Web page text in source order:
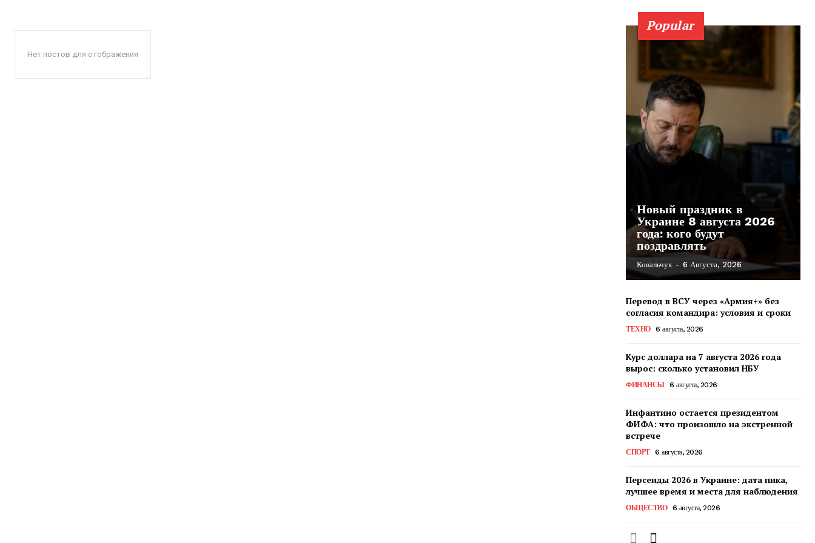
Нет постов для отображения
Popular
Новый праздник в
Украине 8 августа 2026
года: кого будут
поздравлять
Ковальчук - 6 Августа, 2026
Перевод в ВСУ через «Армия+» без
согласия командира: условия и сроки
ТЕХНО 6 августа, 2026
Курс доллара на 7 августа 2026 года
вырос: сколько установил НБУ
ФИНАНСЫ 6 августа, 2026
Инфантино остается президентом
ФИФА: что произошло на экстренной
встрече
СПОРТ 6 августа, 2026
Персеиды 2026 в Украине: дата пика,
лучшее время и места для наблюдения
ОБЩЕСТВО 6 августа, 2026